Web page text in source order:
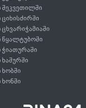
შეკვეთილში
წყალტუბოში